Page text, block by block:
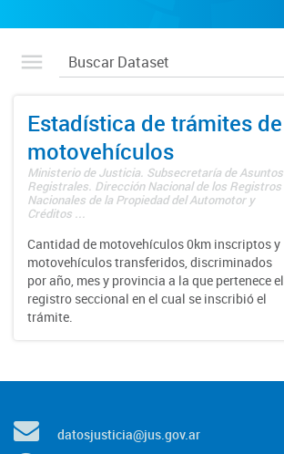
Estadística de trámites de
motovehículos
Ministerio de Justicia. Subsecretaría de Asuntos
Registrales. Dirección Nacional de los Registros
Nacionales de la Propiedad del Automotor y
Créditos ...
Cantidad de motovehículos 0km inscriptos y
motovehículos transferidos, discriminados
por año, mes y provincia a la que pertenece el
registro seccional en el cual se inscribió el
trámite.
datosjusticia@jus.gov.ar